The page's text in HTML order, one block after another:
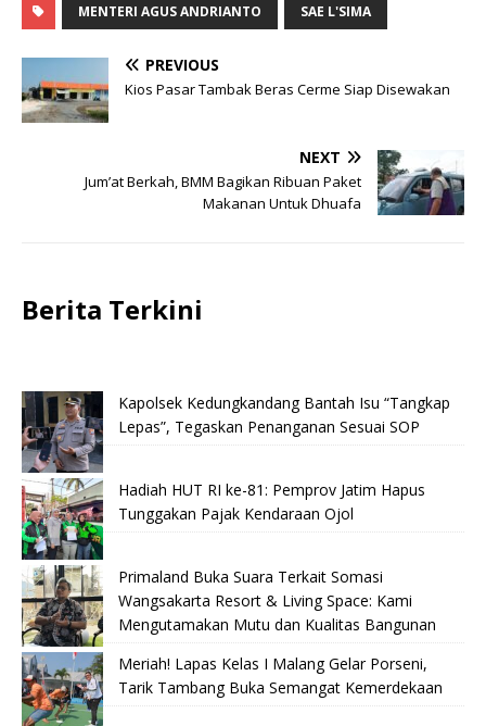
MENTERI AGUS ANDRIANTO SAE L'SIMA
PREVIOUS
Kios Pasar Tambak Beras Cerme Siap Disewakan
NEXT
Jum’at Berkah, BMM Bagikan Ribuan Paket
Makanan Untuk Dhuafa
Berita Terkini
Kapolsek Kedungkandang Bantah Isu “Tangkap
Lepas”, Tegaskan Penanganan Sesuai SOP
Hadiah HUT RI ke-81: Pemprov Jatim Hapus
Tunggakan Pajak Kendaraan Ojol
Primaland Buka Suara Terkait Somasi
Wangsakarta Resort & Living Space: Kami
Mengutamakan Mutu dan Kualitas Bangunan
Meriah! Lapas Kelas I Malang Gelar Porseni,
Tarik Tambang Buka Semangat Kemerdekaan